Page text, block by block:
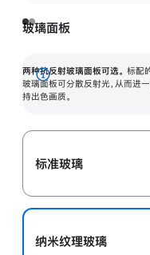
玻璃面板
两种抗反射玻璃面板可选。 标配
玻璃面板可分散反射光，从而进
持出色画质。
展
开
标准玻璃
纳米纹理玻璃